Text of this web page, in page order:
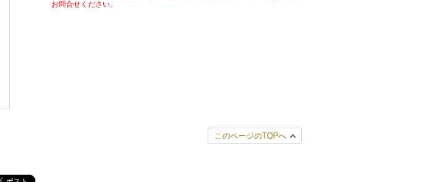
お問合せください。
このページのTOPへ